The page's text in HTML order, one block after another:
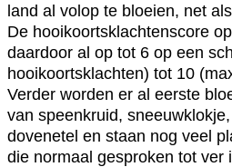
land al volop te bloeien, net
De hooikoortsklachtenscore
daardoor al op tot 6 op een
hooikoortsklachten) tot 10
Verder worden er al eerste
van speenkruid,
dovenetel en staan nog veel
die normaal gesproken tot ver